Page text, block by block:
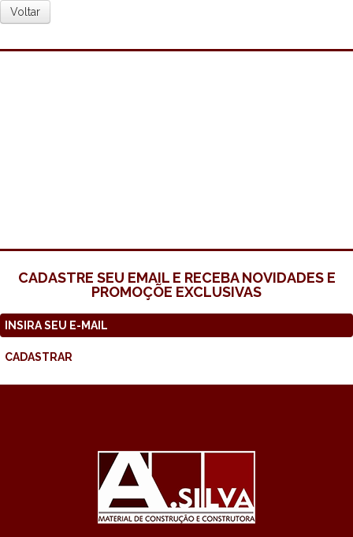
Voltar
CADASTRE SEU EMAIL E RECEBA NOVIDADES E
PROMOÇÕE EXCLUSIVAS
CADASTRAR